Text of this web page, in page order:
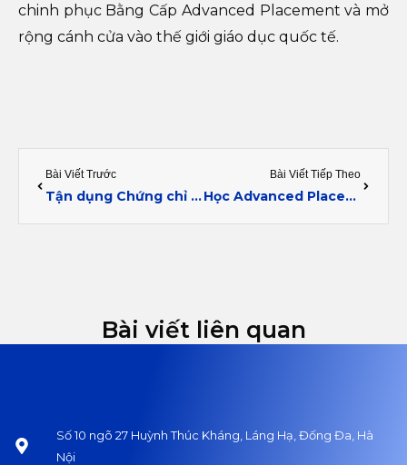
chinh phục Bằng Cấp Advanced Placement và mở
rộng cánh cửa vào thế giới giáo dục quốc tế.
Bài Viết Trước
Tận dụng Chứng chỉ Advanced Placement – AP: Công dụng và cơ hội cho học sinh
Bài Viết Tiếp Theo
Học Advanced Placement – AP: Bước đệm cho tương lai học vấn
Bài viết liên quan
Số 10 ngõ 27 Huỳnh Thúc Kháng, Láng Hạ, Đống Đa, Hà
Nội